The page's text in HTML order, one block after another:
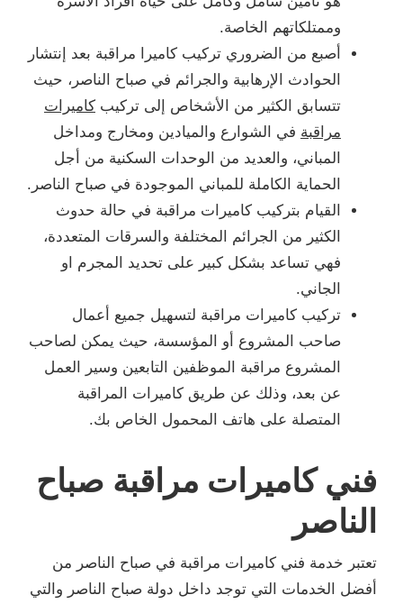
وممتلكاتهم الخاصة.
أصبع من الضروري تركيب كاميرا مراقبة بعد إنتشار
الحوادث الإرهابية والجرائم في صباح الناصر، حيث
تتسابق الكثير من الأشخاص إلى تركيب كاميرات
مراقبة في الشوارع والميادين ومخارج ومداخل
المباني، والعديد من الوحدات السكنية من أجل
الحماية الكاملة للمباني الموجودة في صباح الناصر.
القيام بتركيب كاميرات مراقبة في حالة حدوث
الكثير من الجرائم المختلفة والسرقات المتعددة،
فهي تساعد بشكل كبير على تحديد المجرم او
الجاني.
تركيب كاميرات مراقبة لتسهيل جميع أعمال
صاحب المشروع أو المؤسسة، حيث يمكن لصاحب
المشروع مراقبة الموظفين التابعين وسير العمل
عن بعد، وذلك عن طريق كاميرات المراقبة
المتصلة على هاتف المحمول الخاص بك.
فني كاميرات مراقبة صباح
الناصر
تعتبر خدمة فني كاميرات مراقبة في صباح الناصر من
أفضل الخدمات التي توجد داخل دولة صباح الناصر والتي